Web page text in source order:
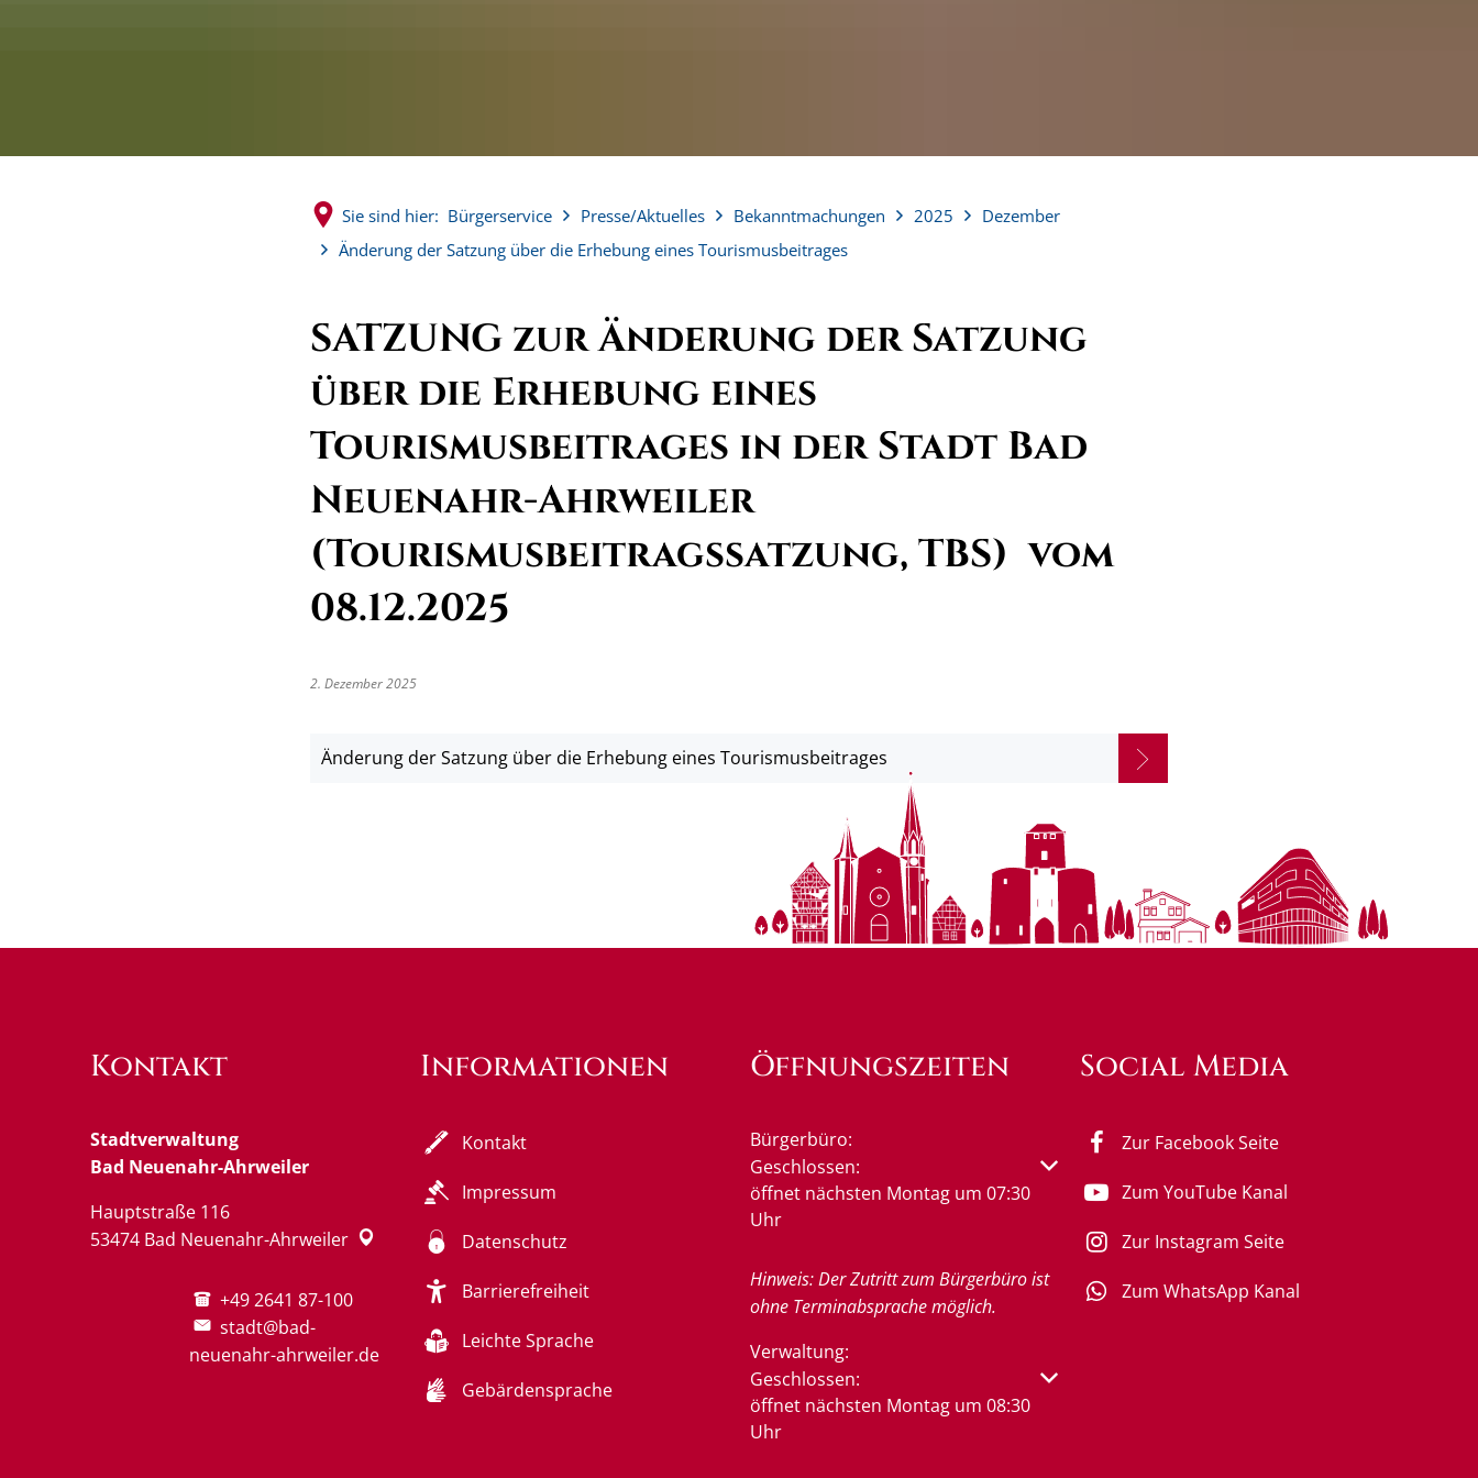
Sie sind hier: Bürgerservice Presse/Aktuelles Bekanntmachungen 2025
Dezember
Änderung der Satzung über die Erhebung eines Tourismusbeitrages
SATZUNG zur Änderung der Satzung
über die Erhebung eines
Tourismusbeitrages in der Stadt Bad
Neuenahr-Ahrweiler
(Tourismusbeitragssatzung, TBS) vom
08.12.2025
2. Dezember 2025
Änderung der Satzung über die Erhebung eines Tourismusbeitrages
Kontakt
Stadtverwaltung
Bad Neuenahr-Ahrweiler
Hauptstraße 116
53474 Bad Neuenahr-Ahrweiler
+49 2641 87-100
stadt@bad-
neuenahr-ahrweiler.de
Informationen
Kontakt
Impressum
Datenschutz
Barrierefreiheit
Leichte Sprache
Gebärdensprache
Öffnungszeiten
Bürgerbüro:
Klicken, um weitere Öffnungs- oder Schließzeiten auszublenden
Geschlossen:
öffnet nächsten Montag um 07:30
Uhr
Hinweis: Der Zutritt zum Bürgerbüro ist
ohne Terminabsprache möglich.
Verwaltung:
Klicken, um weitere Öffnungs- oder Schließzeiten auszublenden
Geschlossen:
öffnet nächsten Montag um 08:30
Uhr
Social Media
Zur Facebook Seite
Zum YouTube Kanal
Zur Instagram Seite
Zum WhatsApp Kanal